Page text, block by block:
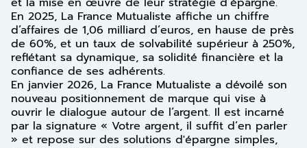
En 2025, La France Mutualiste affiche un chiffre
d’affaires de 1,06 milliard d’euros, en hause de près
de 60%, et un taux de solvabilité supérieur à 250%,
reflétant sa dynamique, sa solidité financière et la
confiance de ses adhérents.
En janvier 2026, La France Mutualiste a dévoilé son
nouveau positionnement de marque qui vise à
ouvrir le dialogue autour de l’argent. Il est incarné
par la signature « Votre argent, il suffit d’en parler
» et repose sur des solutions d'épargne simples,